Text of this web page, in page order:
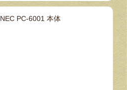
NEC PC-6001 本体